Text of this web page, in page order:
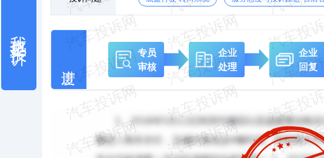
专员
审核
企业
处理
企业
回复